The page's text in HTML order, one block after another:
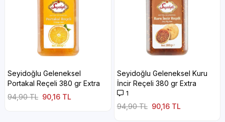
Seyidoğlu Geleneksel Kuru
İncir Reçeli 380 gr Extra
1
Seyidoğlu Geleneksel Çilek
Reçeli 380 gr Extra
4.8
94,90 TL
99,90 TL